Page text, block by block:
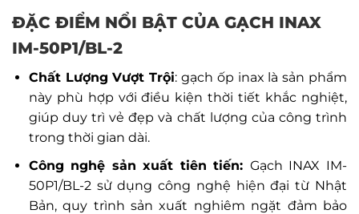
ĐẶC ĐIỂM NỔI BẬT CỦA GẠCH INAX
IM-50P1/BL-2
Chất Lượng Vượt Trội: gạch ốp inax là sản phẩm
này phù hợp với điều kiện thời tiết khắc nghiệt,
giúp duy trì vẻ đẹp và chất lượng của công trình
trong thời gian dài.
Công nghệ sản xuất tiên tiến: Gạch INAX IM-
50P1/BL-2 sử dụng công nghệ hiện đại từ Nhật
Bản, quy trình sản xuất nghiêm ngặt đảm bảo